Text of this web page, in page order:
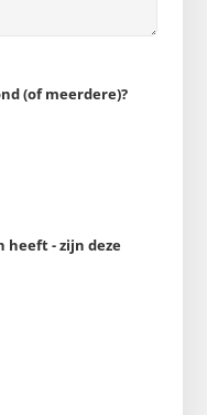
(of meerdere)?
heeft - zijn deze